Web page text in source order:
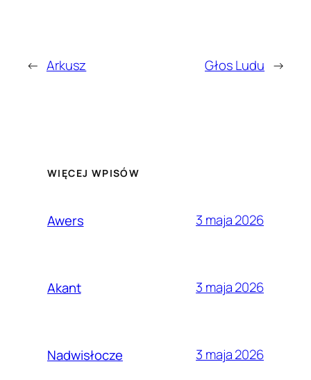
← Arkusz Głos Ludu →
WIĘCEJ WPISÓW
Awers 3 maja 2026
Akant 3 maja 2026
Nadwisłocze 3 maja 2026